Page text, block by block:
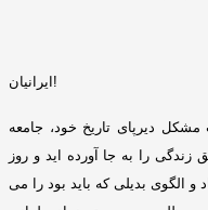
ایرانیان !
دیرپای تاریخ خود، جامعه
را به جا آورده اید و روز
و الگوی بدیلی که باید بود را می